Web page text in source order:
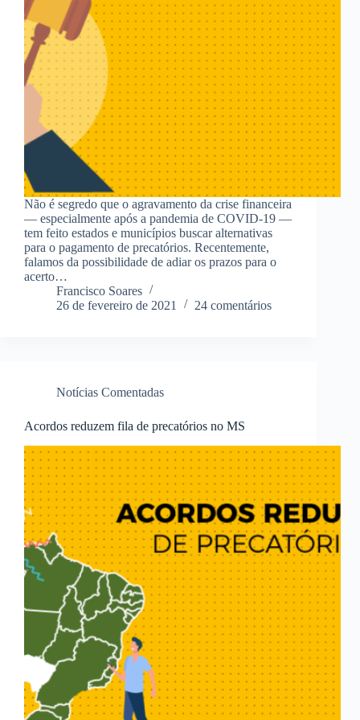
Não é segredo que o agravamento da crise financeira
— especialmente após a pandemia de COVID-19 —
tem feito estados e municípios buscar alternativas
para o pagamento de precatórios. Recentemente,
falamos da possibilidade de adiar os prazos para o
acerto…
Francisco Soares
26 de fevereiro de 2021
24 comentários
Notícias Comentadas
Acordos reduzem fila de precatórios no MS